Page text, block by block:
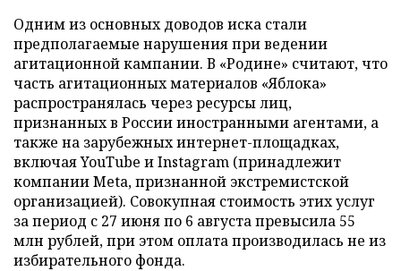
Одним из основных доводов иска стали
предполагаемые нарушения при ведении
агитационной кампании. В «Родине» считают, что
часть агитационных материалов «Яблока»
распространялась через ресурсы лиц,
признанных в России иностранными агентами, а
также на зарубежных интернет-площадках,
включая YouTube и Instagram (принадлежит
компании Meta, признанной экстремистской
организацией). Совокупная стоимость этих услуг
за период с 27 июня по 6 августа превысила 55
млн рублей, при этом оплата производилась не из
избирательного фонда.